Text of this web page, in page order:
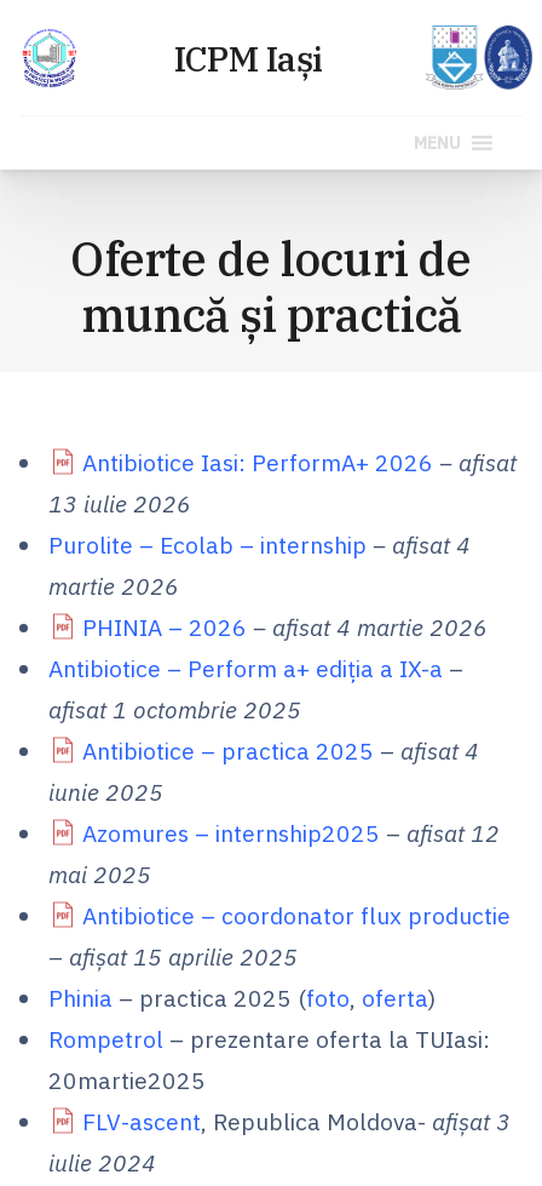
MENU
Oferte de locuri de
muncă și practică
Antibiotice Iasi: PerformA+ 2026 – afisat
13 iulie 2026
Purolite – Ecolab – internship – afisat 4
martie 2026
PHINIA – 2026 – afisat 4 martie 2026
Antibiotice – Perform a+ ediția a IX-a –
afisat 1 octombrie 2025
Antibiotice – practica 2025 – afisat 4
iunie 2025
Azomures – internship2025 – afisat 12
mai 2025
Antibiotice – coordonator flux productie
– afișat 15 aprilie 2025
Phinia – practica 2025 (foto, oferta)
Rompetrol – prezentare oferta la TUIasi:
20martie2025
FLV-ascent, Republica Moldova- afișat 3
iulie 2024